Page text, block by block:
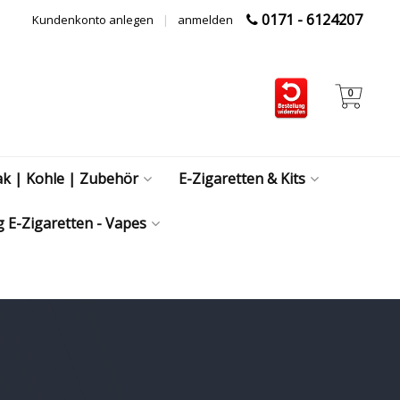
0171 - 6124207
anmelden
|
Kundenkonto anlegen
0
| Kohle | Zubehör E-Zigaretten & Kits
E-Zigaretten - Vapes